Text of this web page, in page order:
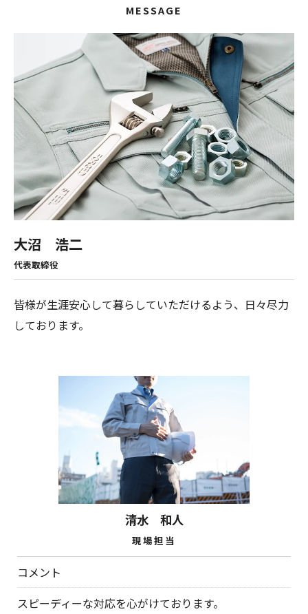
MESSAGE
大沼 浩二
代表取締役
皆様が生涯安心して暮らしていただけるよう、日々尽力
しております。
清水 和人
現場担当
コメント
スピーディーな対応を心がけております。